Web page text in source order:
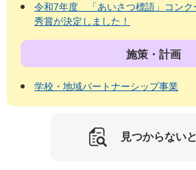
令和7年度 「あいさつ標語」コン
秀賞が決定しました！
施策・計画
学校・地域パートナーシップ事業
見つからない